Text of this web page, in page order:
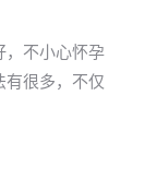
，不小心怀孕
有很多，不仅